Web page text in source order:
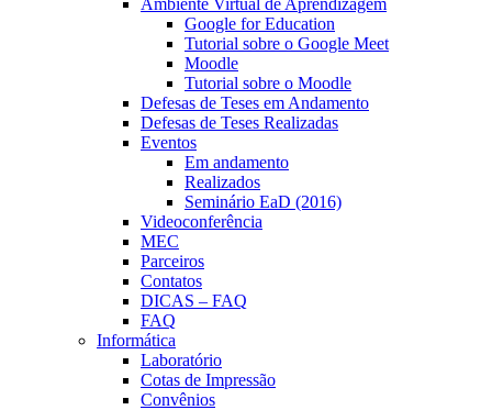
Ambiente Virtual de Aprendizagem
Google for Education
Tutorial sobre o Google Meet
Moodle
Tutorial sobre o Moodle
Defesas de Teses em Andamento
Defesas de Teses Realizadas
Eventos
Em andamento
Realizados
Seminário EaD (2016)
Videoconferência
MEC
Parceiros
Contatos
DICAS – FAQ
FAQ
Informática
Laboratório
Cotas de Impressão
Convênios